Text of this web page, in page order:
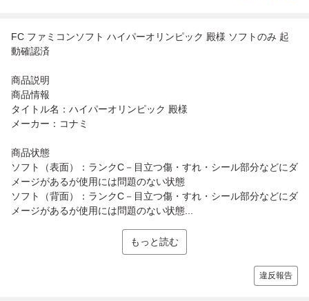
FC ファミコンソフト ハイパーオリンピック 殿様 ソフトのみ 起
動確認済
商品説明
商品情報
タイトル名：ハイパーオリンピック 殿様
メーカー：コナミ
商品状態
ソフト（表面）：ランクC－目立つ傷・すれ・シール部分などにダ
メージがあるが使用には問題のない状態
ソフト（背面）：ランクC－目立つ傷・すれ・シール部分などにダ
メージがあるが使用には問題のない状態...
もっと読む
違反報告